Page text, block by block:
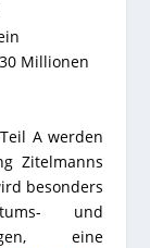
Millionen
A werden
Zitelmanns
besonders
und
eine